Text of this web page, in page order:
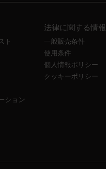
ト
ション
法律に関する情報
一般販売条件
使用条件
個人情報ポリシー
クッキーポリシー